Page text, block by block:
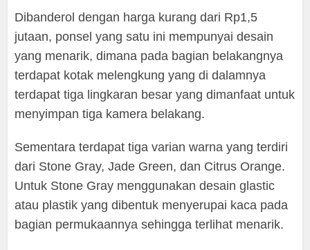
Dibanderol dengan harga kurang dari Rp1,5
jutaan, ponsel yang satu ini mempunyai desain
yang menarik, dimana pada bagian belakangnya
terdapat kotak melengkung yang di dalamnya
terdapat tiga lingkaran besar yang dimanfaat untuk
menyimpan tiga kamera belakang.
Sementara terdapat tiga varian warna yang terdiri
dari Stone Gray, Jade Green, dan Citrus Orange.
Untuk Stone Gray menggunakan desain glastic
atau plastik yang dibentuk menyerupai kaca pada
bagian permukaannya sehingga terlihat menarik.